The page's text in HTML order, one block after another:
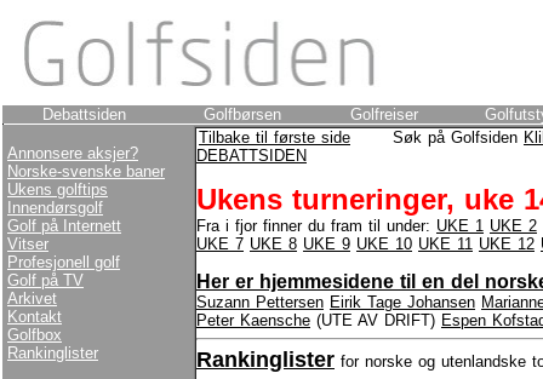
Debattsiden Golfbørsen Golfreiser
Annonsere aksjer?
Norske-svenske baner
Ukens golftips
Innendørsgolf
Golf på Internett
Vitser
Profesjonell golf
Golf på TV
Arkivet
Kontakt
Golfbox
Rankinglister
Tilbake til første side Søk på Golfsiden
DEBATTSIDEN
Ukens turneringer, uke
Fra i fjor finner du fram til under: UKE 1 UKE 2
UKE 7 UKE 8 UKE 9 UKE 10 UKE 11 UKE 12
Her er hjemmesidene til en del
Suzann Pettersen Eirik Tage Johansen
Peter Kaensche (UTE AV DRIFT) Espen
Rankinglister for norske og utenlandske